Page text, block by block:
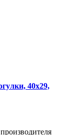
40x29,